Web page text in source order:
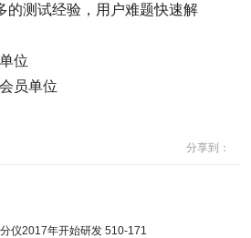
的测试经验，用户难题快速解
位
员单位
分享到：
仪2017年开始研发 510-171